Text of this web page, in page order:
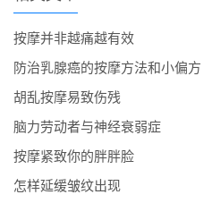
按摩并非越痛越有效
防治乳腺癌的按摩方法和小偏方
胡乱按摩易致伤残
脑力劳动者与神经衰弱症
按摩紧致你的胖胖脸
怎样延缓皱纹出现